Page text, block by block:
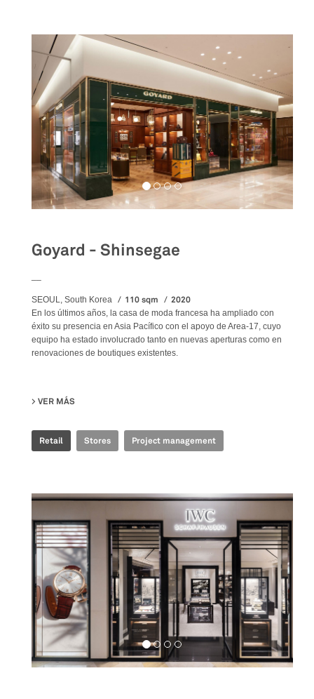
Goyard - Shinsegae
SEOUL, South Korea 110 sqm 2020
En los últimos años, la casa de moda francesa ha ampliado con
éxito su presencia en Asia Pacífico con el apoyo de Area-17, cuyo
equipo ha estado involucrado tanto en nuevas aperturas como en
renovaciones de boutiques existentes.
VER MÁS
Retail Stores Project management